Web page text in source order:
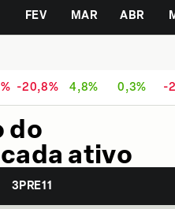
FEV MAR ABR
-20,8% 4,8% 0,3%
-
do
ativo
3PRE11